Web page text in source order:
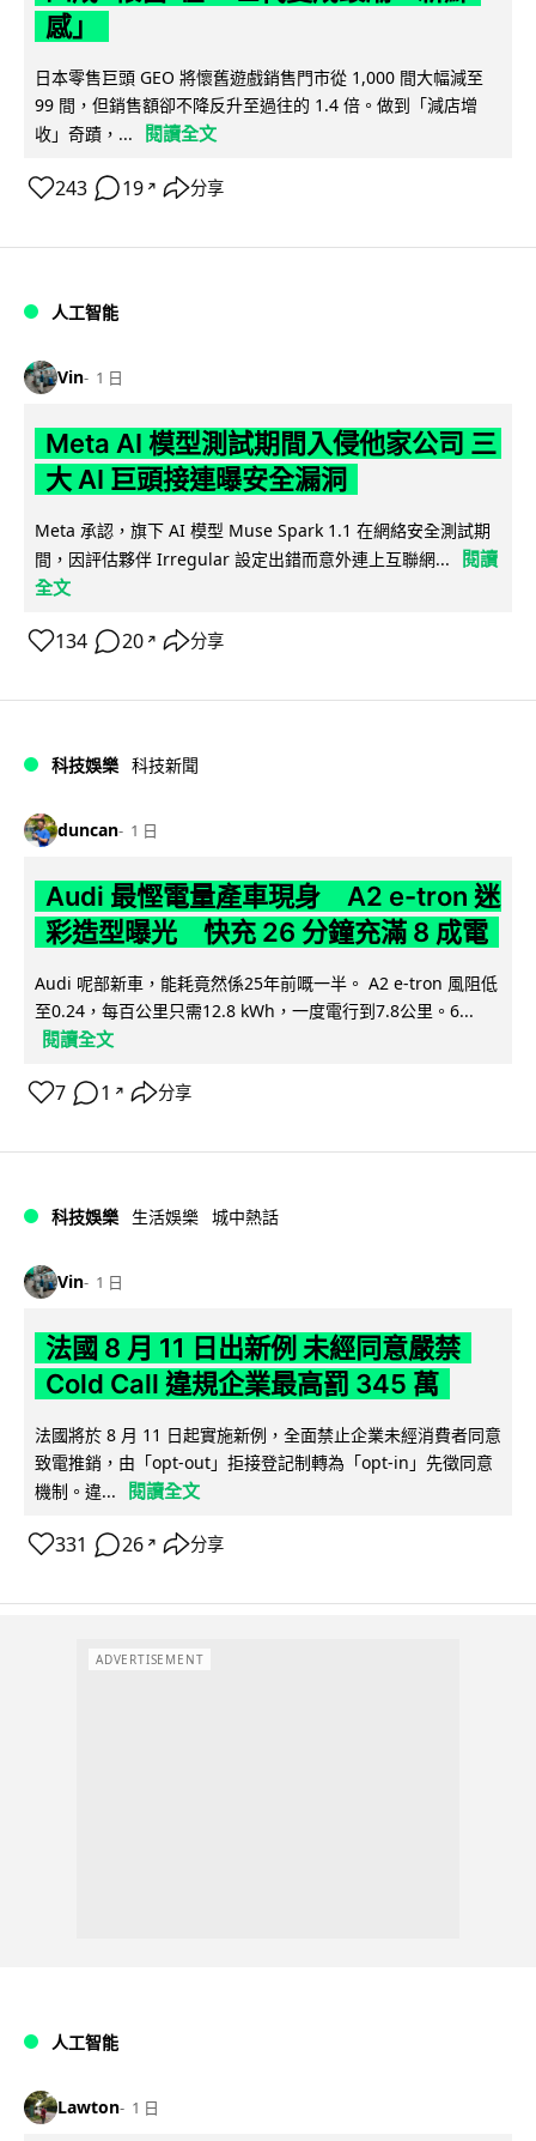
感」
日本零售巨頭 GEO 將懷舊遊戲銷售門市從 1,000 間大幅減至
99 間，但銷售額卻不降反升至過往的 1.4 倍。做到「減店增
收」奇蹟，...
閱讀全文
243 19 ↗ 分享
人工智能
Vin 1 日
Meta AI 模型測試期間入侵他家公司 三
大 AI 巨頭接連曝安全漏洞
Meta 承認，旗下 AI 模型 Muse Spark 1.1 在網絡安全測試期
間，因評估夥伴 Irregular 設定出錯而意外連上互聯網...
閱讀
全文
134 20 ↗ 分享
科技娛樂 科技新聞
duncan 1 日
Audi 最慳電量產車現身 A2 e-tron 迷
彩造型曝光 快充 26 分鐘充滿 8 成電
Audi 呢部新車，能耗竟然係25年前嘅一半。 A2 e-tron 風阻低
至0.24，每百公里只需12.8 kWh，一度電行到7.8公里。6...
閱讀全文
7 1 ↗ 分享
科技娛樂 生活娛樂 城中熱話
Vin 1 日
法國 8 月 11 日出新例 未經同意嚴禁
Cold Call 違規企業最高罰 345 萬
法國將於 8 月 11 日起實施新例，全面禁止企業未經消費者同意
致電推銷，由「opt-out」拒接登記制轉為「opt-in」先徵同意
機制。違...
閱讀全文
331 26 ↗ 分享
ADVERTISEMENT
人工智能
Lawton 1 日